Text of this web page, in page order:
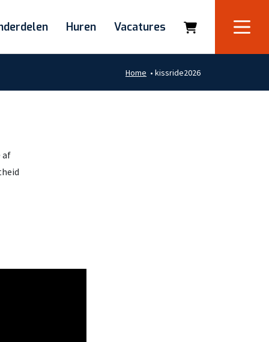
Huren Vacatures
Home • kissride2026
af